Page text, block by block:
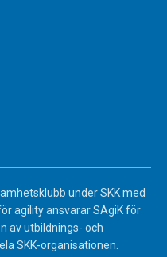
under SKK med
agility ansvarar SAgiK för
av utbildnings- och
SKK-organisationen.